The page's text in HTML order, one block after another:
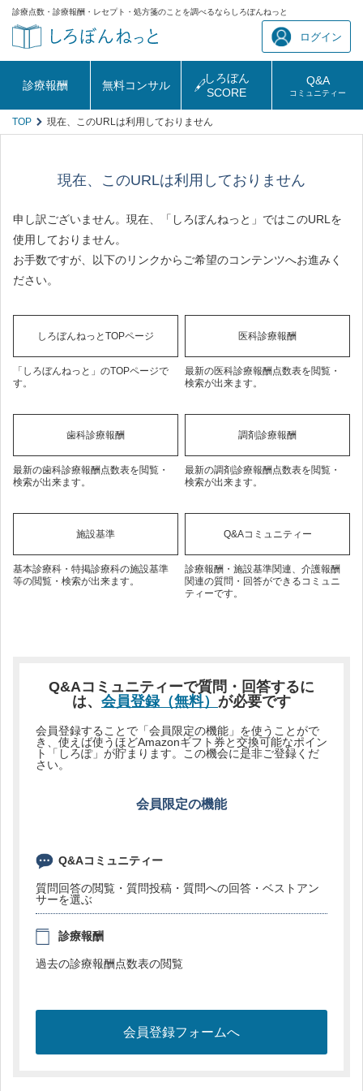
診療点数・診療報酬・レセプト・処方箋のことを調べるならしろぼんねっと
ログイン
診療報酬 無料コンサル
しろぼん
SCORE
Q&A
コミュニティー
TOP 現在、このURLは利用しておりません
現在、このURLは利用しておりません
申し訳ございません。現在、「しろぼんねっと」ではこのURLを
使用しておりません。
お手数ですが、以下のリンクからご希望のコンテンツへお進みく
ださい。
しろぼんねっとTOPページ
「しろぼんねっと」のTOPページで
す。
医科診療報酬
最新の医科診療報酬点数表を閲覧・
検索が出来ます。
歯科診療報酬
最新の歯科診療報酬点数表を閲覧・
検索が出来ます。
調剤診療報酬
最新の調剤診療報酬点数表を閲覧・
検索が出来ます。
施設基準
基本診療科・特掲診療科の施設基準
等の閲覧・検索が出来ます。
Q&Aコミュニティー
診療報酬・施設基準関連、介護報酬
関連の質問・回答ができるコミュニ
ティーです。
Q&Aコミュニティーで質問・回答するに
は、 会員登録（無料） が必要です
会員登録することで「会員限定の機能」を使うことがで
き、使えば使うほどAmazonギフト券と交換可能なポイン
ト「しろぽ」が貯まります。この機会に是非ご登録くだ
さい。
会員限定の機能
Q&Aコミュニティー
質問回答の閲覧・質問投稿・質問への回答・ベストアン
サーを選ぶ
診療報酬
過去の診療報酬点数表の閲覧
会員登録フォームへ